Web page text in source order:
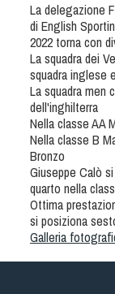
La delegazione
di English
2022 torna con
La squadra dei
squadra inglese
La squadra men
dell'inghilterra
Nella classe AA
Nella classe B
Bronzo
Giuseppe Calò
quarto nella
Ottima
si posiziona
Galleria